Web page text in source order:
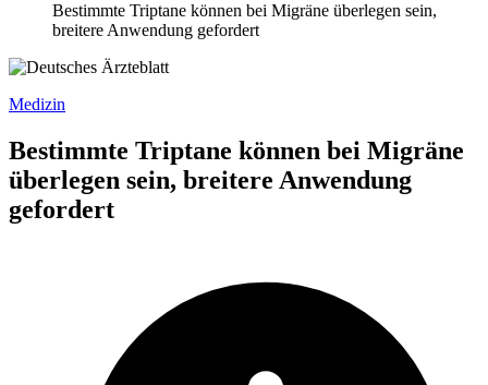
Bestimmte Triptane können bei Migräne überlegen sein,
breitere Anwendung gefordert
Medizin
Bestimmte Triptane können bei Migräne
überlegen sein, breitere Anwendung
gefordert